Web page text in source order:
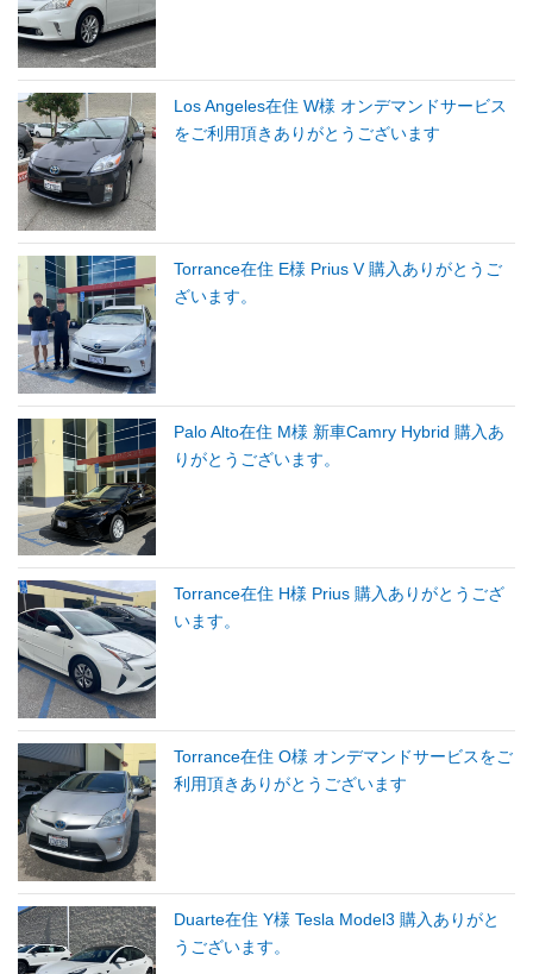
Los Angeles在住 W様 オンデマンドサービス
をご利用頂きありがとうございます
Torrance在住 E様 Prius V 購入ありがとうご
ざいます。
Palo Alto在住 M様 新車Camry Hybrid 購入あ
りがとうございます。
Torrance在住 H様 Prius 購入ありがとうござ
います。
Torrance在住 O様 オンデマンドサービスをご
利用頂きありがとうございます
Duarte在住 Y様 Tesla Model3 購入ありがと
うございます。